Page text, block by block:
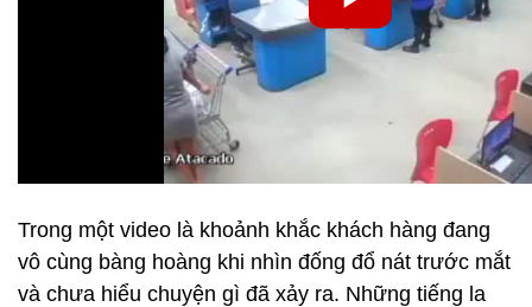
Trong một video là khoảnh khắc khách hàng đang
vô cùng bàng hoàng khi nhìn đống đổ nát trước mắt
và chưa hiểu chuyện gì đã xảy ra. Những tiếng la